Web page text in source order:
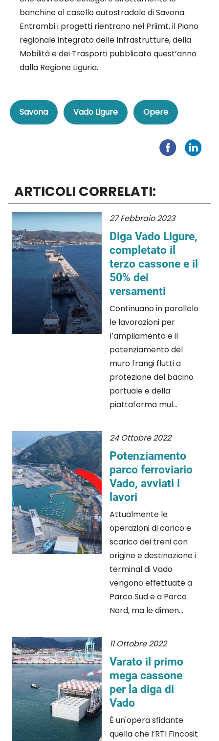
banchine al casello autostradale di Savona.
Entrambi i progetti rientrano nel Priimt, il Piano
regionale integrato delle Infrastrutture, della
Mobilità e dei Trasporti pubblicato quest’anno
dalla Regione Liguria.
Savona Vado Ligure Opere
ARTICOLI CORRELATI:
27 Febbraio 2023
Diga Vado Ligure,
completato il
terzo cassone e il
50% dei
versamenti
Continuano in parallelo
le lavorazioni per
l’ampliamento e il
potenziamento del
muro frangi flutti a
protezione del bacino
portuale e della
piattaforma mul...
24 Ottobre 2022
Potenziamento
parco ferroviario
Vado, avviati i
lavori
Attualmente le
operazioni di carico e
scarico dei treni con
origine e destinazione i
terminal di Vado
vengono effettuate a
Parco Sud e a Parco
Nord, ma le dimen...
11 Ottobre 2022
Varato il primo
mega cassone
per la diga di
Vado
È un'opera sfidante
quella che l’RTI Fincosit